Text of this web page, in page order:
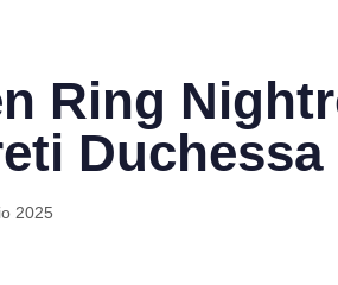
Ring
Duchessa
2025